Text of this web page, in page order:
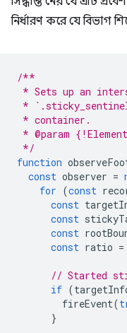
নির্ধারণ করে যে
/**
* Sets up an
*
* container.
* @param
*/
function
const observer =
for (const
const
const
const
const ratio =
// Started
if (
fireEvent(
}